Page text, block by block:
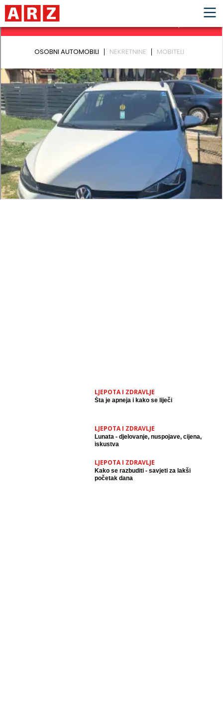
LJEPOTA I ZDRAVLJE
Šta je apneja i kako se liječi
LJEPOTA I ZDRAVLJE
Lunata - djelovanje, nuspojave, cijena,
iskustva
LJEPOTA I ZDRAVLJE
Kako se razbuditi - savjeti za lakši
početak dana